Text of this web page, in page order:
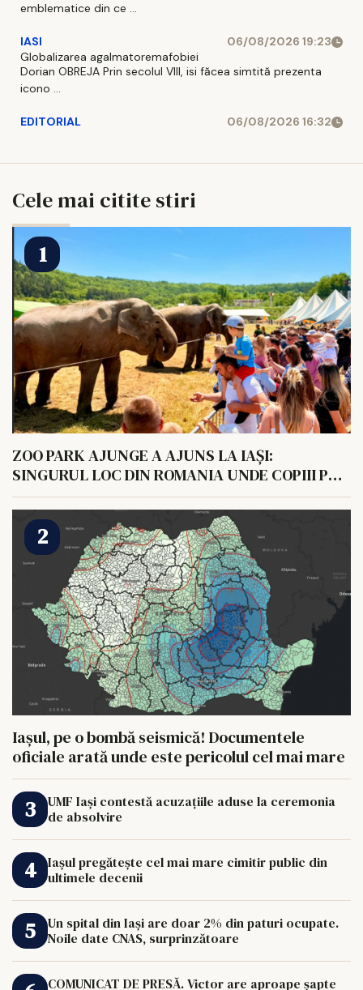
emblematice din ce ...
IASI
06/08/2026 19:23
Globalizarea agalmatoremafobiei
Dorian OBREJA Prin secolul VIII, isi făcea simtită prezenta
icono ...
EDITORIAL 06/08/2026 16:32
Cele mai citite stiri
ZOO PARK AJUNGE A AJUNS LA IAȘI:
SINGURUL LOC DIN ROMANIA UNDE COPIII POT
HRANI UN ELEFANT
Iașul, pe o bombă seismică! Documentele
oficiale arată unde este pericolul cel mai mare
UMF Iași contestă acuzațiile aduse la ceremonia
de absolvire
Iașul pregătește cel mai mare cimitir public din
ultimele decenii
Un spital din Iași are doar 2% din paturi ocupate.
Noile date CNAS, surprinzătoare
COMUNICAT DE PRESĂ. Victor are aproape șapte